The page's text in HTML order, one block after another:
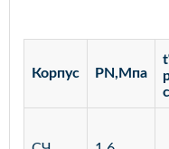
Корпус PN,Мпа
t